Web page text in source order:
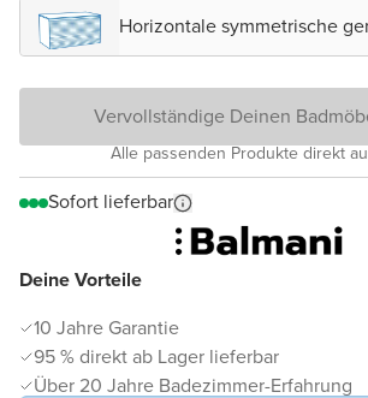
Deine Vorteile
10 Jahre Garantie
95 % direkt ab Lager lieferbar
Über 20 Jahre Badezimmer-Erfahrung
Horizontale symmetrische
Vervollständige Deinen
Alle passenden Produkte direkt
Sofort lieferbar